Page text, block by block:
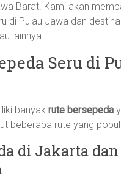
Barat. Kami akan
di Pulau Jawa dan
lainnya.
Seru di
banyakrute bersepeda
beberapa rute yang
di Jakarta dan